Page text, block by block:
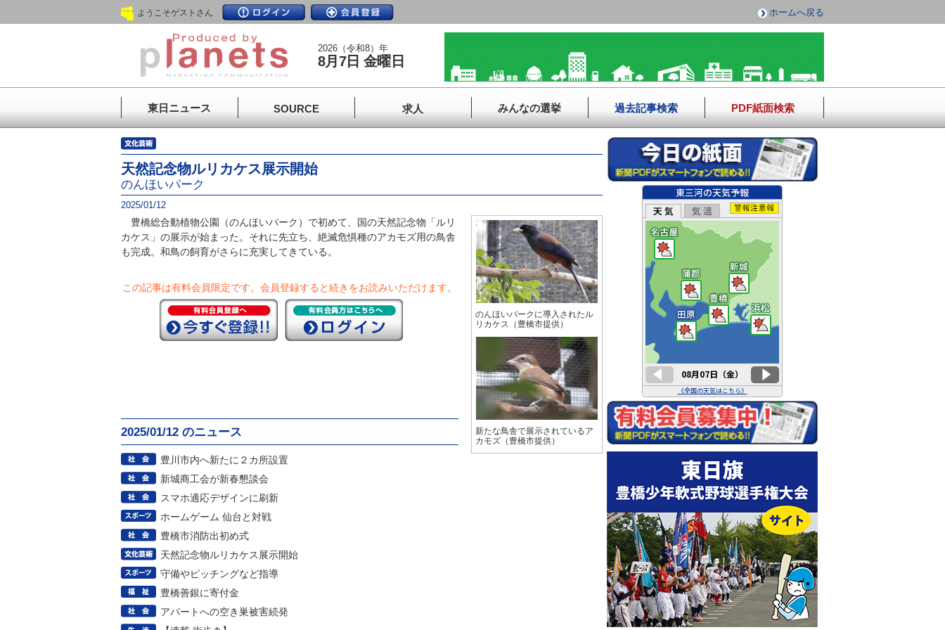
ようこそゲストさん ホームへ戻る
2026（令和8）年
8月7日 金曜日
東日ニュース SOURCE 求人 みんなの選挙 過去記事検索 PDF紙面検索
天然記念物ルリカケス展示開始
のんほいパーク
2025/01/12
豊橋総合動植物公園（のんほいパーク）で初めて、国の天然記念物「ルリ
カケス」の展示が始まった。それに先立ち、絶滅危惧種のアカモズ用の鳥舎
も完成。和鳥の飼育がさらに充実してきている。
この記事は有料会員限定です。 会員登録すると続きをお読みいただけます。
2025/01/12 のニュース
豊川市内へ新たに２カ所設置
新城商工会が新春懇談会
スマホ適応デザインに刷新
ホームゲーム 仙台と対戦
豊橋市消防出初め式
天然記念物ルリカケス展示開始
守備やピッチングなど指導
豊橋善銀に寄付金
アパートへの空き巣被害続発
のんほいパークに導入されたル
リカケス（豊橋市提供）
新たな鳥舎で展示されているア
カモズ（豊橋市提供）